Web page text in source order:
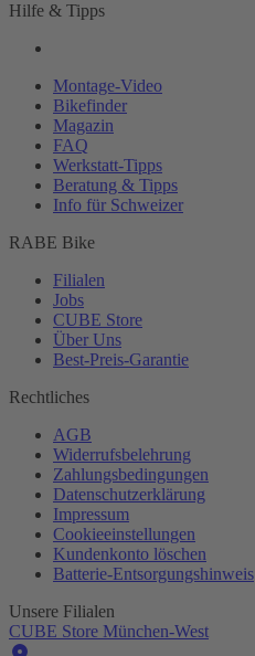
Hilfe & Tipps
Montage-Video
Bikefinder
Magazin
FAQ
Werkstatt-Tipps
Beratung & Tipps
Info für Schweizer
RABE Bike
Filialen
Jobs
CUBE Store
Über Uns
Best-Preis-Garantie
Rechtliches
AGB
Widerrufsbelehrung
Zahlungsbedingungen
Datenschutzerklärung
Impressum
Cookieeinstellungen
Kundenkonto löschen
Batterie-Entsorgungshinweis
Unsere Filialen
CUBE Store München-West